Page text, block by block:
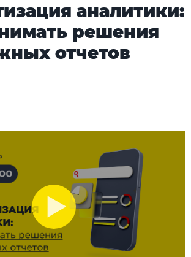
аналитики:
решения
отчетов